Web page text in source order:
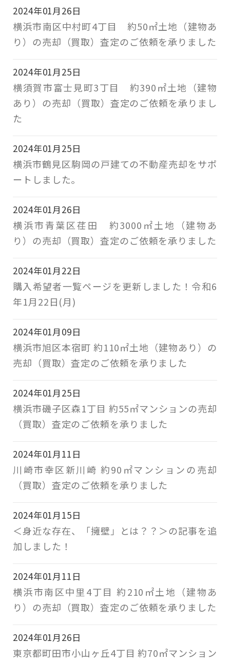
2024年01月26日
横浜市南区中村町4丁目 約50㎡土地（建物あ
り）の売却（買取）査定のご依頼を承りました
2024年01月25日
横須賀市富士見町3丁目 約390㎡土地（建物
あり）の売却（買取）査定のご依頼を承りまし
た
2024年01月25日
横浜市鶴見区駒岡の戸建ての不動産売却をサポ
ートしました。
2024年01月26日
横浜市青葉区荏田 約3000㎡土地（建物あ
り）の売却（買取）査定のご依頼を承りました
2024年01月22日
購入希望者一覧ページを更新しました！令和6
年1月22日(月)
2024年01月09日
横浜市旭区本宿町 約110㎡土地（建物あり）の
売却（買取）査定のご依頼を承りました
2024年01月25日
横浜市磯子区森1丁目 約55㎡マンションの売却
（買取）査定のご依頼を承りました
2024年01月11日
川崎市幸区新川崎 約90㎡マンションの売却
（買取）査定のご依頼を承りました
2024年01月15日
＜身近な存在、「擁壁」とは？？＞の記事を追
加しました！
2024年01月11日
横浜市南区中里4丁目 約210㎡土地（建物あ
り）の売却（買取）査定のご依頼を承りました
2024年01月26日
東京都町田市小山ヶ丘4丁目 約70㎡マンション